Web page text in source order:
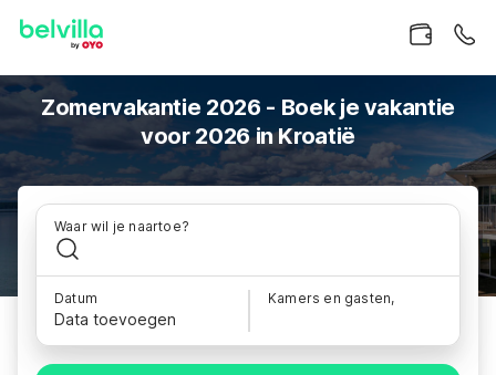
Zomervakantie 2026 - Boek je vakantie
voor 2026 in Kroatië
Waar wil je naartoe?
Datum
Data toevoegen
Kamers en gasten,